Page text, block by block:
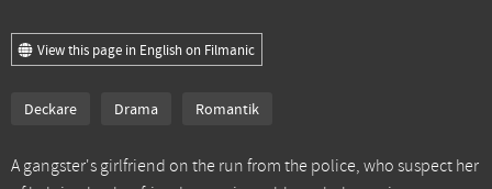
View this page in English on Filmanic
Deckare Drama Romantik
A gangster's girlfriend on the run from the police, who suspect her